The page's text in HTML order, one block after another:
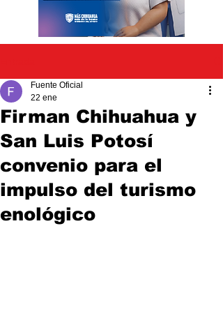
Firman Chihuahua y
San Luis Potosí
convenio para el
impulso del turismo
enológico
Fuente Oficial
22 ene